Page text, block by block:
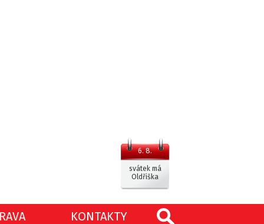
6. 8.
svátek má
Oldřiška
KONTAKTY